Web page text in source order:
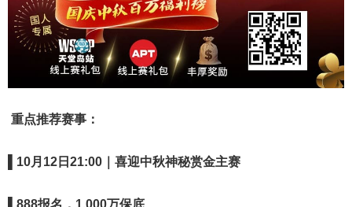
重点推荐赛事：
10月 12 日 21:00 ｜喜迎中秋神秘赏金主赛
888报名， 1,000万保底